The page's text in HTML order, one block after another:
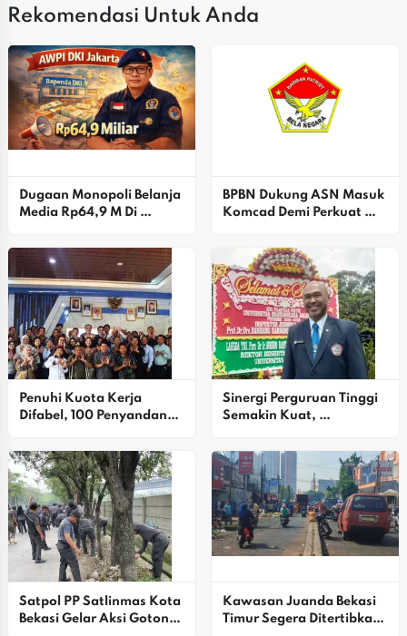
Rekomendasi Untuk Anda
Dugaan Monopoli Belanja
Media Rp64,9 M Di
AWPI
BPBN Dukung ASN Masuk
Komcad Demi Perkuat
Penuhi Kuota Kerja
Difabel, 100 Penyandang
Karawang
Sinergi Perguruan Tinggi
Semakin Kuat,
Surabaya Dukung
Kepemimpinan Baru
Universitas Bhayangkara
Jakarta Jaya
Satpol PP Satlinmas Kota
Bekasi Gelar Aksi Gotong
Kawasan Juanda Bekasi
Timur Segera Ditertibkan